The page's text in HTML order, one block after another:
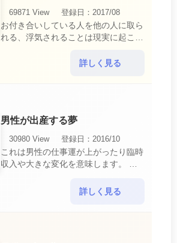
69871 View
登録日：2017/08
お付き合いしている人を他の人に取ら
れる、浮気されることは現実に起こる
いにおいて、『寝取られている』夢
詳しく見る
男性が出産する夢
30980 View
登録日：2016/10
これは男性の仕事運が上がったり臨時
収入や大きな変化を意味します。 喜
ればあり得ない事が起きるのでビック
詳しく見る